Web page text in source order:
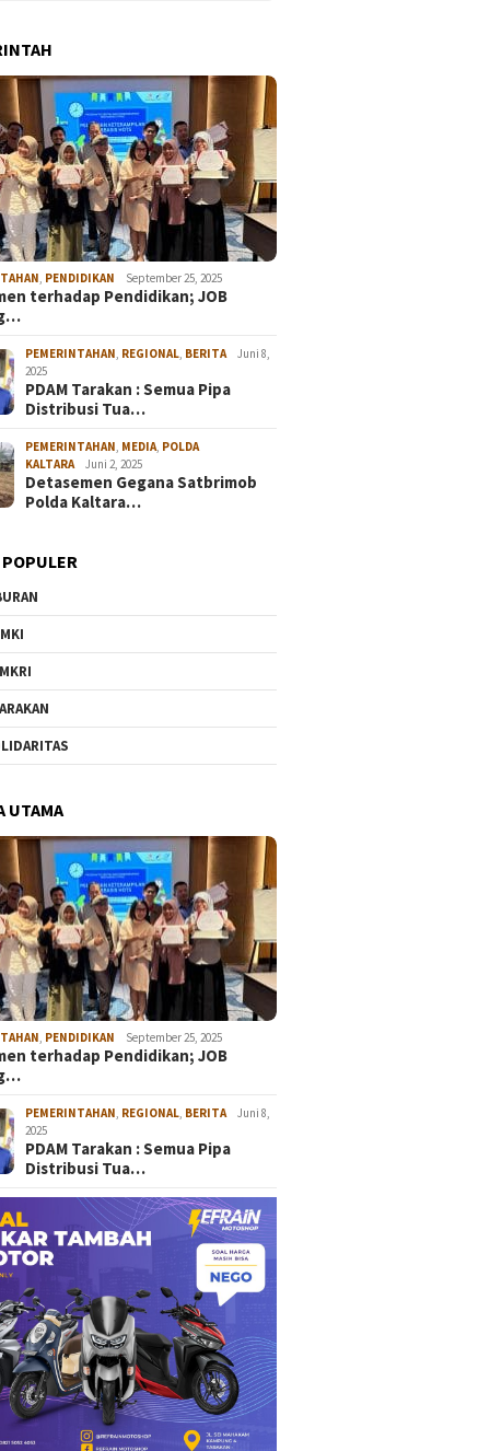
PENDIDIKAN September 25, 2025
terhadap Pendidikan; JOB
PEMERINTAHAN REGIONAL BERITA
Juni 8,
2025
PDAM Tarakan : Semua Pipa
Distribusi Tua…
PEMERINTAHAN MEDIA POLDA
KALTARA
Juni 2, 2025
Detasemen Gegana Satbrimob
Polda Kaltara…
UTAMA
, PENDIDIKAN September 25, 2025
terhadap Pendidikan; JOB
PEMERINTAHAN, REGIONAL, BERITA
Juni 8,
2025
PDAM Tarakan : Semua Pipa
Distribusi Tua…